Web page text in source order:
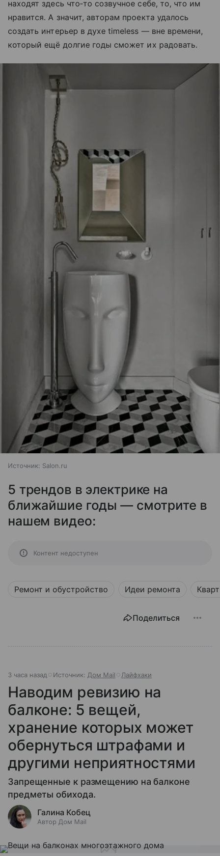
находят здесь что‐то созвучное себе, то, что им
нравится. А значит, авторам проекта удалось
создать интерьер в духе timeless — вне времени,
который ещё долгие годы сможет их радовать.
Источник: Salon.ru
5 трендов в электрике на
ближайшие годы — смотрите в
нашем видео:
Контент недоступен
Ремонт и обустройство Идеи ремонта
Поделиться
3 часа назад Источник: Дом Mail Лайфхаки
Наводим ревизию на
балконе: 5 вещей,
хранение которых может
обернуться штрафами и
другими неприятностями
Запрещенные к размещению на балконе
предметы обихода.
Галина Кобец
Автор Дом Mail